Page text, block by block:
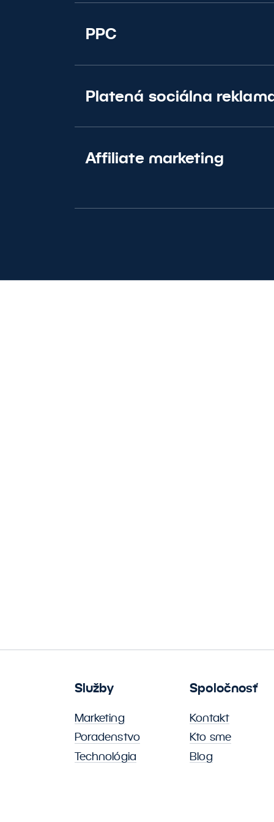
PPC
Platená sociálna
Affiliate marketing
Služby
Marketing
Poradenstvo
Technológia
Spoločnosť
Kontakt
Kto sme
Blog